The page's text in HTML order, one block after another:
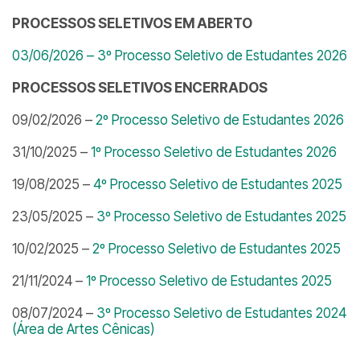
PROCESSOS SELETIVOS EM ABERTO
03/06/2026 – 3º Processo Seletivo de Estudantes 2026
PROCESSOS SELETIVOS ENCERRADOS
09/02/2026 – 2º Processo Seletivo de Estudantes 2026
31/10/2025 – 1º Processo Seletivo de Estudantes 2026
19/08/2025 – 4º Processo Seletivo de Estudantes 2025
23/05/2025 – 3º Processo Seletivo de Estudantes 2025
10/02/2025 – 2º Processo Seletivo de Estudantes 2025
21/11/2024 – 1º Processo Seletivo de Estudantes 2025
08/07/2024 – 3º Processo Seletivo de Estudantes 2024
(Área de Artes Cênicas)